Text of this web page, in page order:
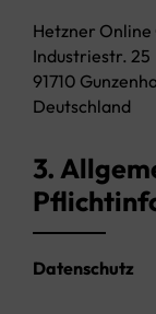
Hetzner Online
Industriestr. 25
91710
Deutschland
3.
Datenschutz